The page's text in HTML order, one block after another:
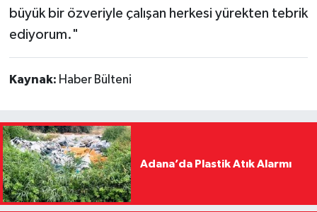
büyük bir özveriyle çalışan herkesi yürekten tebrik
ediyorum."
Kaynak: Haber Bülteni
Adana’da Plastik Atık Alarmı